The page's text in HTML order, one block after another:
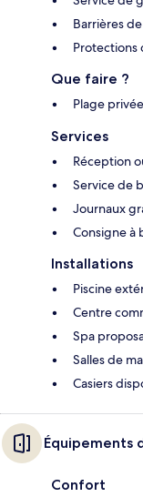
Barrières
Protections
Que faire ?
Plage privée
Services
Réception
Service de
Journaux
Consigne à
Installations
Piscine
Centre
Spa
Salles de
Casiers
Équipements
Confort